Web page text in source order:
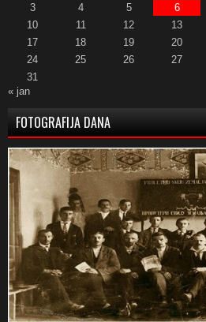
3
4 5 6
10
11 12 13
17
18 19 20
24
25 26 27
31
« jan
FOTOGRAFIJA DANA